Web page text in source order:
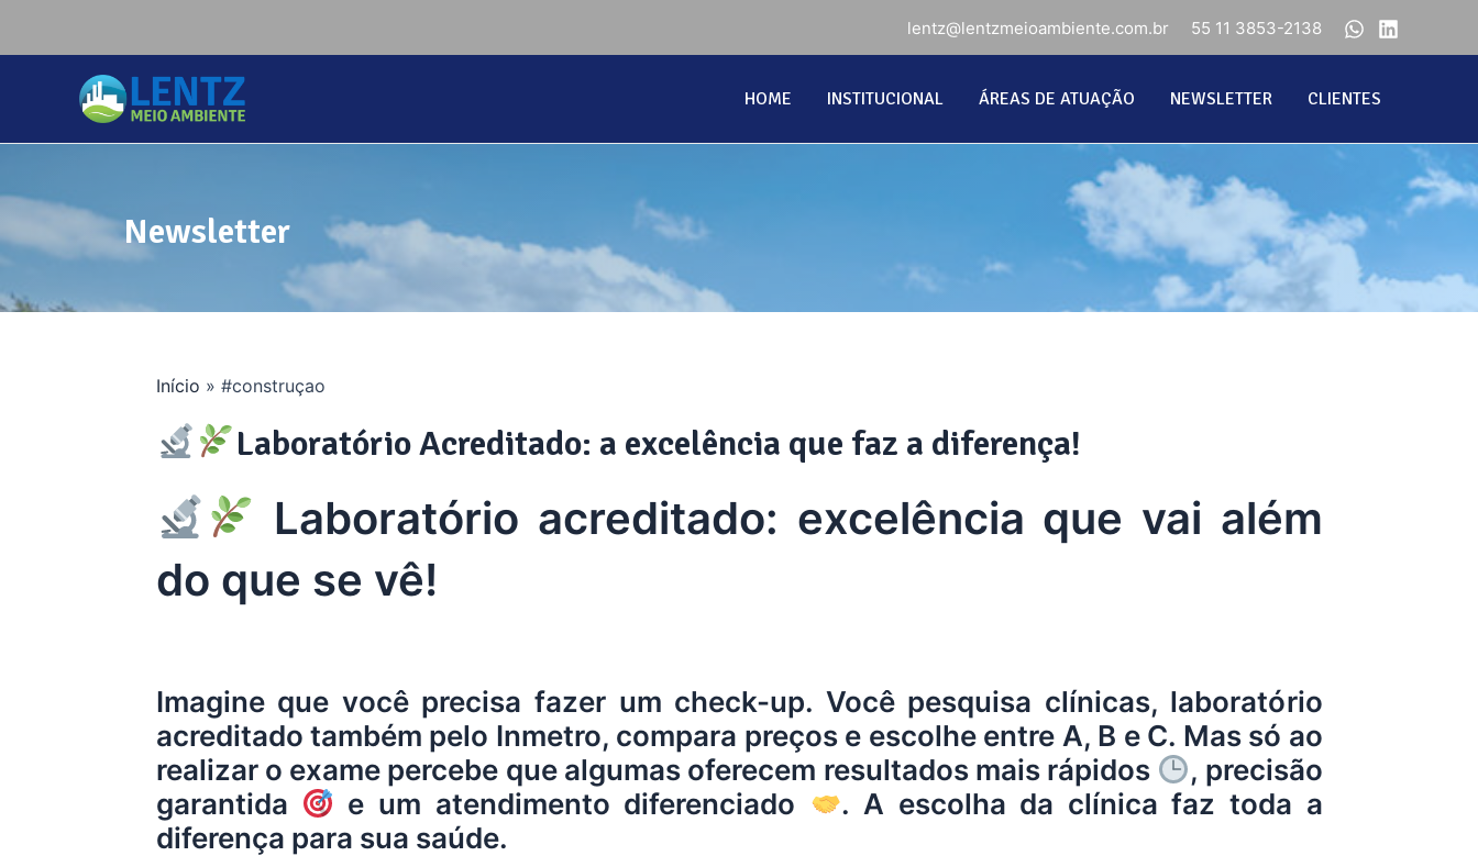
lentz@lentzmeioambiente.com.br 55 11 3853-2138
HOME INSTITUCIONAL ÁREAS DE ATUAÇÃO NEWSLETTER CLIENTES
Newsletter
Início » #construçao
Laboratório Acreditado: a excelência que faz a diferença!
Laboratório acreditado: excelência que vai além
do que se vê!
Imagine que você precisa fazer um check-up. Você pesquisa clínicas, laboratório
acreditado também pelo Inmetro, compara preços e escolhe entre A, B e C. Mas só ao
realizar o exame percebe que algumas oferecem resultados mais rápidos
, precisão
garantida
e um atendimento diferenciado
. A escolha da clínica faz toda a
diferença para sua saúde.